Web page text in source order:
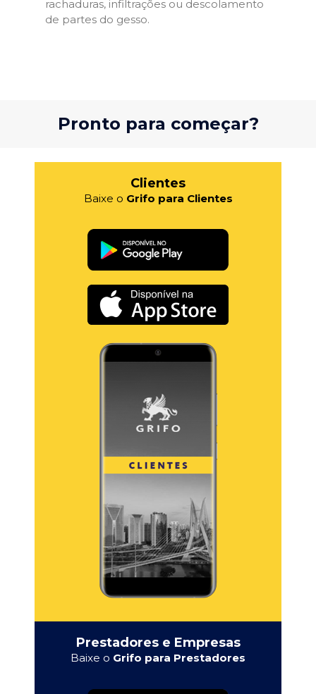
rachaduras, infiltrações ou descolamento
de partes do gesso.
Pronto para começar?
Clientes
Baixe o Grifo para Clientes
Prestadores e Empresas
Baixe o Grifo para Prestadores